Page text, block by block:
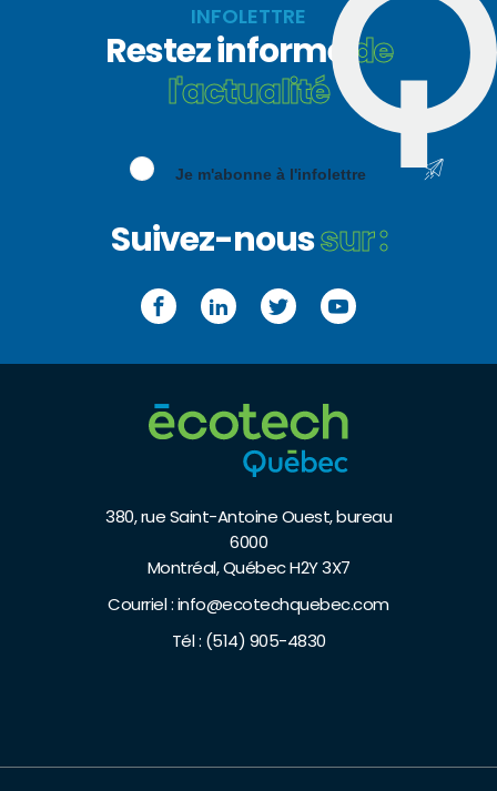
380, rue Saint-Antoine Ouest, bureau
6000
Montréal, Québec H2Y 3X7
Courriel :info@ecotechquebec.com
Tél : (514) 905-4830
INFOLETTRE
Restez informé de
l'actualité
Je m'abonne à l'infolettre
Suivez-noussur :
FacebookLinkedInTwitterYouTube